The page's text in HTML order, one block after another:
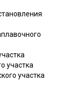
участка
участка